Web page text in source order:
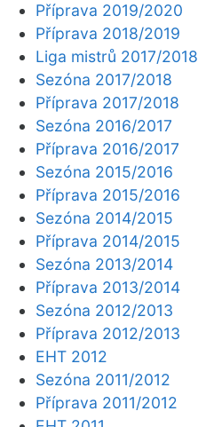
Příprava 2019/2020
Příprava 2018/2019
Liga mistrů 2017/2018
Sezóna 2017/2018
Příprava 2017/2018
Sezóna 2016/2017
Příprava 2016/2017
Sezóna 2015/2016
Příprava 2015/2016
Sezóna 2014/2015
Příprava 2014/2015
Sezóna 2013/2014
Příprava 2013/2014
Sezóna 2012/2013
Příprava 2012/2013
EHT 2012
Sezóna 2011/2012
Příprava 2011/2012